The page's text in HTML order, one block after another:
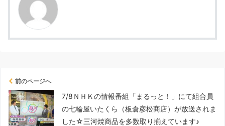
前のページへ
7/8ＮＨＫの情報番組「まるっと！」にて組合員
の七輪屋いたくら（板倉彦松商店）が放送されま
した☆三河焼商品を多数取り揃えています♪